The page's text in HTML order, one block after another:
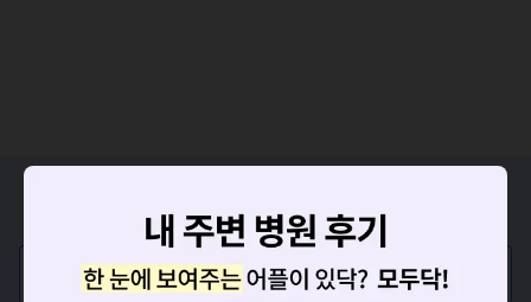
증상/치료, 궁금한 점이 있나요?
의사가 직접 답해드려요!
💬 무엇이든 물어보세요